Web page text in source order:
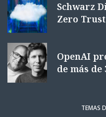
Schwarz
Zero Trust
OpenAI
de más de
TEMAS